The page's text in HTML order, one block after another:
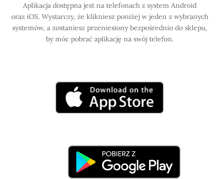
Aplikacja dostępna jest na telefonach z system Android
oraz iOS. Wystarczy, że klikniesz poniżej w jeden z wybranych
systemów, a zostaniesz przeniesiony bezpośrednio do sklepu,
by móc pobrać aplikację na swój telefon.